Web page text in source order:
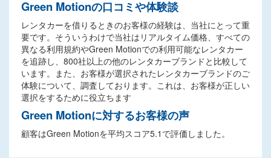
Green Motionの口コミや体験談
レンタカーを借りるときのお客様の経験は、当社にとって重
要です。そういうわけで当社はリアルタイム価格、すべての
異なる利用規約やGreen Motionでの利用可能なレンタカー
を追跡し、800社以上の他のレンタカーブランドと比較して
います。また、お客様が選択されたレンタカーブランドのご
体験について、調査しております。これは、お客様が正しい
選択をするために役立ちます
Green Motionに対するお客様の声
顧客はGreen Motionを平均スコア5.1で評価しました。